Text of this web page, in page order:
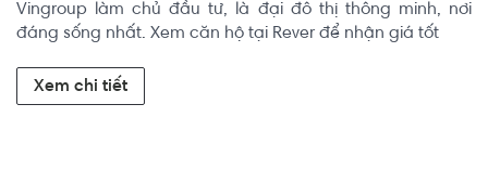
Vingroup làm chủ đầu tư, là đại đô thị thông minh, nơi
đáng sống nhất. Xem căn hộ tại Rever để nhận giá tốt
Xem chi tiết